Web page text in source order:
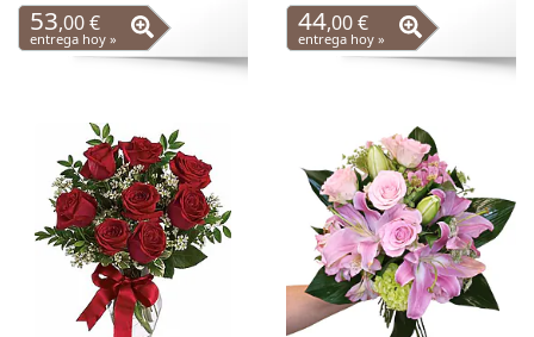
53,00 €
entrega hoy »
44,00 €
entrega hoy »